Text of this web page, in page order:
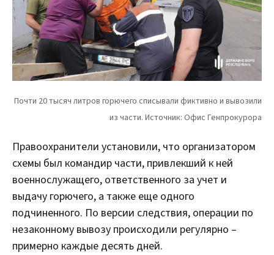
Правоохранители установили, что организатором
схемы был командир части, привлекший к ней
военнослужащего, ответственного за учет и
выдачу горючего, а также еще одного
подчиненного. По версии следствия, операции по
незаконному вывозу происходили регулярно –
примерно каждые десять дней.